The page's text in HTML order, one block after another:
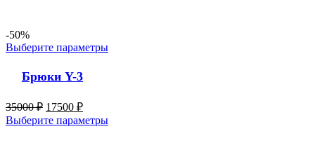
-50%
Выберите параметры
Брюки Y-3
35000₽ 17500 ₽
Выберите параметры